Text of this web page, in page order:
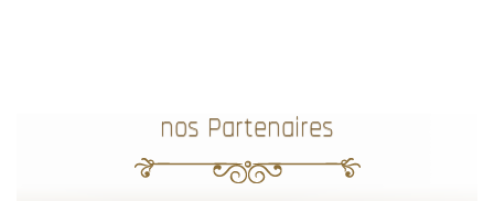
nos Partenaires